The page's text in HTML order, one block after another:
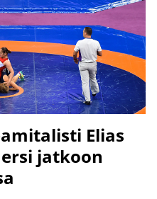
Elias
jatkoon